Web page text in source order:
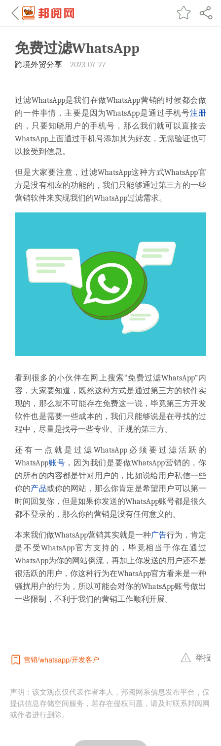
免费过滤WhatsApp
跨境外贸分享 2023-07-27
过滤WhatsApp是我们在做WhatsApp营销的时候都会做
的一件事情，主要是因为WhatsApp是通过手机号注册
的，只要知晓用户的手机号，那么我们就可以直接去
WhatsApp上面通过手机号添加其为好友，无需验证也可
以接受到信息。
但是大家要注意，过滤WhatsApp这种方式WhatsApp官
方是没有相应的功能的，我们只能够通过第三方的一些
营销软件来实现我们的WhatsApp过滤需求。
看到很多的小伙伴在网上搜索“免费过滤WhatsApp”内
容，大家要知道，既然这种方式是通过第三方的软件实
现的，那么就不可能存在免费这一说，毕竟第三方开发
软件也是需要一些成本的，我们只能够说是在寻找的过
程中，尽量是找寻一些专业、正规的第三方。
还有一点就是过滤WhatsApp必须要过滤活跃的
WhatsApp账号 ，因为我们是要做WhatsApp营销的，你
的所有的内容都是针对用户的，比如说给用户私信一些
你的产品或你的网站，那么你肯定是希望用户可以第一
时间回复你，但是如果你发送的WhatsApp账号都是很久
都不登录的，那么你的营销是没有任何意义的。
本来我们做WhatsApp营销其实就是一种广告行为，肯定
是不受WhatsApp官方支持的，毕竟相当于你在通过
WhatsApp为你的网站倒流，再加上你发送的用户还不是
很活跃的用户，你这种行为在WhatsApp官方看来是一种
骚扰用户的行为，所以可能会对你的WhatsApp账号做出
一些限制，不利于我们的营销工作顺利开展。
营销 whatsapp 开发客户 举报
声明：该文观点仅代表作者本人，邦阅网系信息发布平台，仅
提供信息存储空间服务，若存在侵权问题，请及时联系邦阅网
或作者进行删除。